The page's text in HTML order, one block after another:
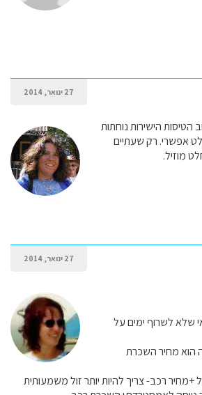
27 ינואר, 2014
הטיסות הישירות נוחתות
אפשרי. רק שעתיים
מוזיל.
27 ינואר, 2014
שלא לשרוף ימים על
הוא מחיר השכרת
+מחיר רכב- צריך להיות יותר זול משמעותית